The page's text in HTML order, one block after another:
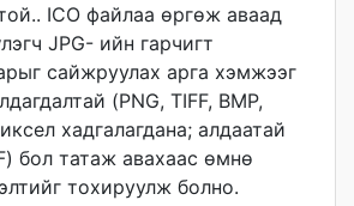
ICO файлаа өргөж аваад
JPG- ийн гарчигт
сайжруулах арга хэмжээг
(PNG, TIFF, BMP,
хадгалагдана; алдаатай
бол татаж авахаас өмнө
тохируулж болно.